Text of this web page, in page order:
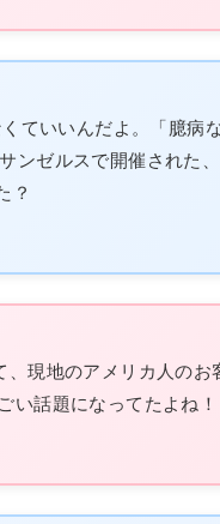
ていいんだよ。「臆病
ンゼルスで開催された
？
、現地のアメリカ人の
い話題になってたよね！